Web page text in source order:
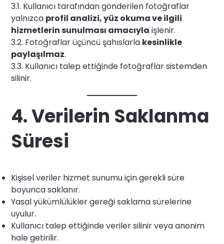
3.1. Kullanıcı tarafından gönderilen fotoğraflar
yalnızca profil analizi, yüz okuma ve ilgili
hizmetlerin sunulması amacıyla işlenir.
3.2. Fotoğraflar üçüncü şahıslarla kesinlikle
paylaşılmaz.
3.3. Kullanıcı talep ettiğinde fotoğraflar sistemden
silinir.
4. Verilerin Saklanma
Süresi
Kişisel veriler hizmet sunumu için gerekli süre
boyunca saklanır.
Yasal yükümlülükler gereği saklama sürelerine
uyulur.
Kullanıcı talep ettiğinde veriler silinir veya anonim
hale getirilir.